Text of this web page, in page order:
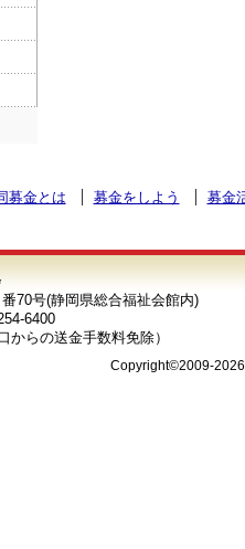
募金とは 募金をしよう 募金
70号(静岡県総合福祉会館内)
6400
からの送金手数料免除）
Copyright©2009-